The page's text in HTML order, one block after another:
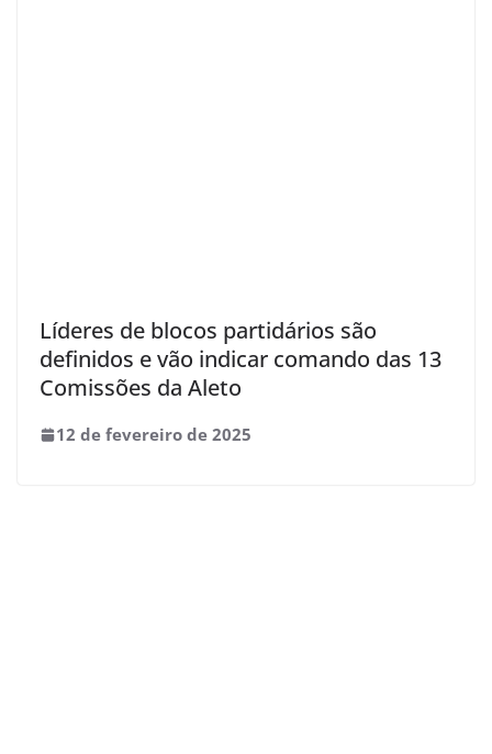
Líderes de blocos partidários são
definidos e vão indicar comando das 13
Comissões da Aleto
12 de fevereiro de 2025